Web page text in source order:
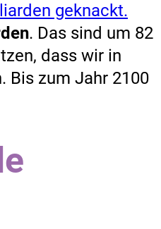
geknackt.
. Das sind um 82
dass wir in
Bis zum Jahr 2100